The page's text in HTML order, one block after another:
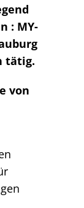
: MY-
tätig.
von